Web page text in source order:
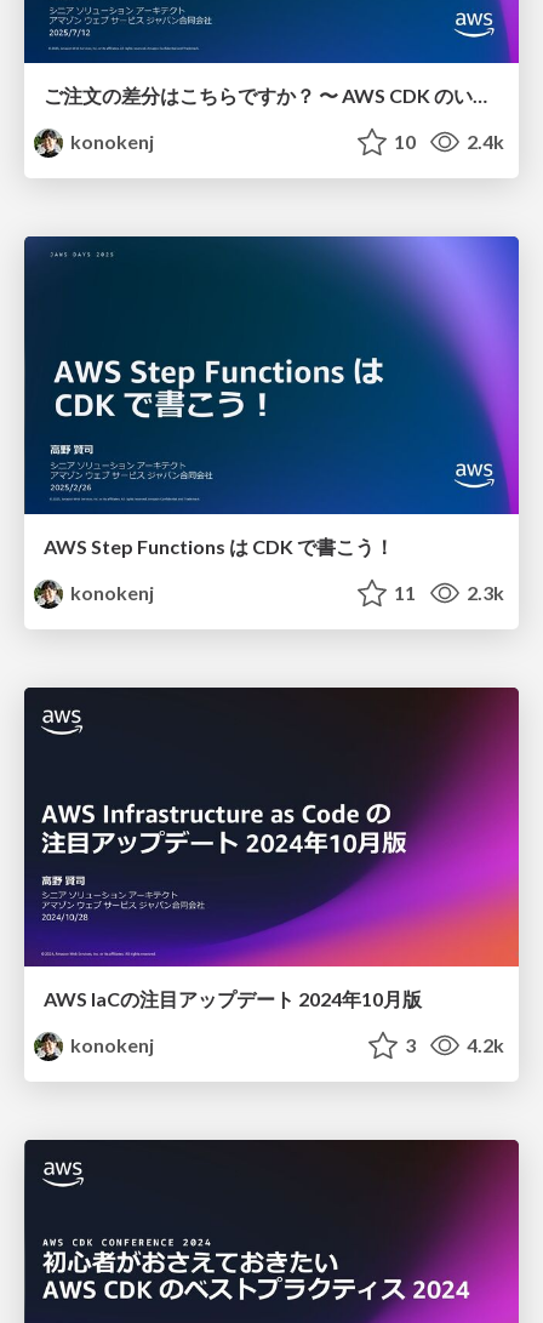
ご注文の差分はこちらですか？ 〜 AWS CDK のいろいろな差分検出と安全なデプロイ
konokenj
10 2.4k
AWS Step Functions は CDK で書こう！
konokenj
11 2.3k
AWS IaCの注目アップデート 2024年10月版
konokenj
3 4.2k